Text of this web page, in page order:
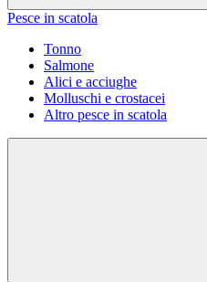
Pesce in scatola
Tonno
Salmone
Alici e acciughe
Molluschi e crostacei
Altro pesce in scatola